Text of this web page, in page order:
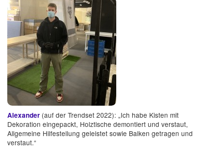
Alexander (auf der Trendset 2022): „Ich habe Kisten mit
Dekoration eingepackt, Holztische demontiert und verstaut,
Allgemeine Hilfestellung geleistet sowie Balken getragen und
verstaut.“